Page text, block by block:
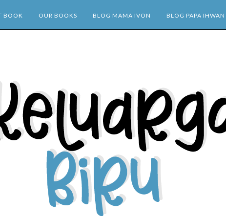
BOOK OUR BOOKS BLOG MAMA IVON BLOG PAPA IHWAN